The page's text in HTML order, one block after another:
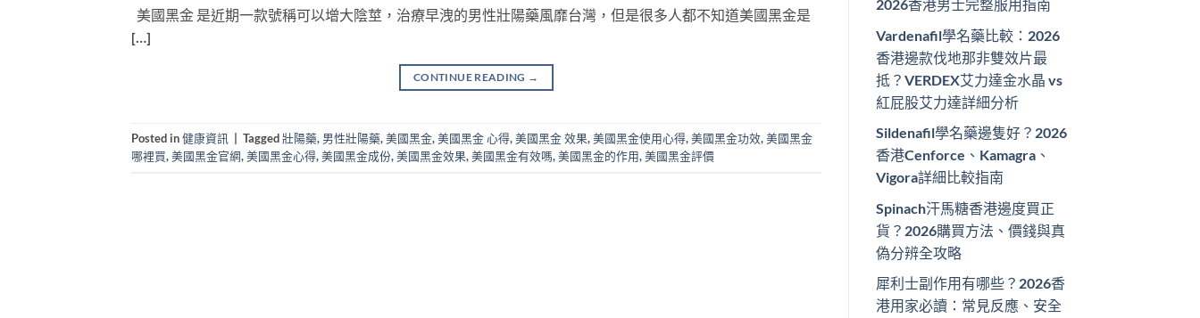
美國黑金 是近期一款號稱可以增大陰莖，治療早洩的男性壯陽藥風靡台灣，但是很多人都不知道美國黑金是
[…]
CONTINUE READING →
Posted in健康資訊 Tagged壯陽藥, 男性壯陽藥,美國黑金,美國黑金 心得,美國黑金 效果,美國黑金使用心得,美國黑金功效,美國黑金
哪裡買,美國黑金官網,美國黑金心得,美國黑金成份,美國黑金效果,美國黑金有效嗎,美國黑金的作用,美國黑金評價
2026香港男士完整服用指南
Vardenafil學名藥比較：2026
香港邊款伐地那非雙效片最
抵？VERDEX艾力達金水晶 vs
紅屁股艾力達詳細分析
Sildenafil學名藥邊隻好？2026
香港Cenforce、Kamagra、
Vigora詳細比較指南
Spinach汗馬糖香港邊度買正
貨？2026購買方法、價錢與真
偽分辨全攻略
犀利士副作用有哪些？2026香
港用家必讀：常見反應、安全